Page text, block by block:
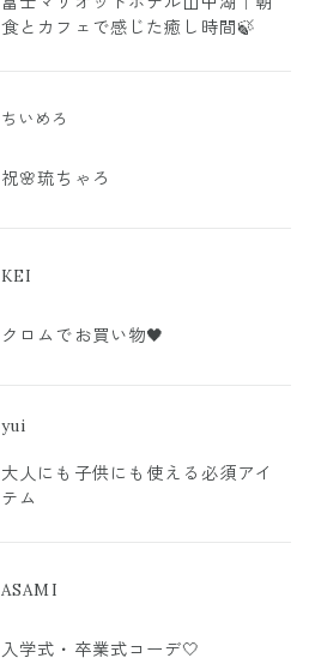
食とカフェで感じた癒し時間🍃
ちいめろ
祝🌸琉ちゃろ
KEI
クロムでお買い物🖤
yui
大人にも子供にも使える必須アイ
テム
ASAMI
入学式・卒業式コーデ🤍